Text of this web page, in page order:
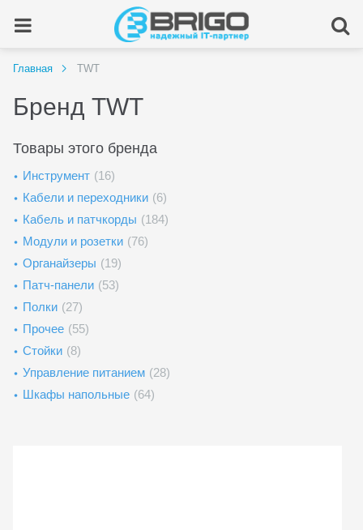
Главная TWT
Бренд TWT
Товары этого бренда
Инструмент (16)
Кабели и переходники (6)
Кабель и патчкорды (184)
Модули и розетки (76)
Органайзеры (19)
Патч-панели (53)
Полки (27)
Прочее (55)
Стойки (8)
Управление питанием (28)
Шкафы напольные (64)